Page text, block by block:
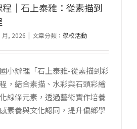
｜
傳
器
認
識
泰
｜石上泰雅：從素描到
月, 2026 | 文章分類： 學校活動
小辦理「石上泰雅-從素描到彩
，結合素描、水彩與石頭彩繪
線條元素，透過藝術實作培養
素養與文化認同，提升偏鄉學